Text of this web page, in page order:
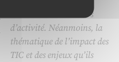
l’évolution des secteurs
d’activité. Néanmoins, la
thématique de l’impact des
TIC et des enjeux qu’ils